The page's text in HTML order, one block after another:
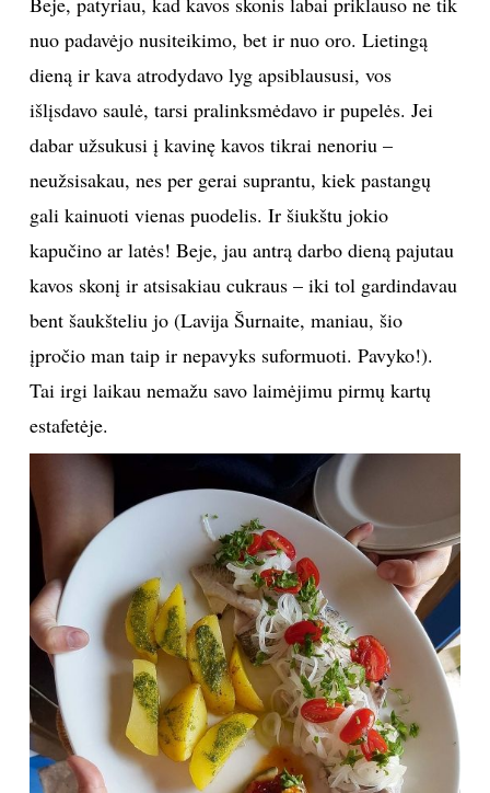
nuo padavėjo nusiteikimo, bet ir nuo oro. Lietingą
dieną ir kava atrodydavo lyg apsiblaususi, vos
išlįsdavo saulė, tarsi pralinksmėdavo ir pupelės. Jei
dabar užsukusi į kavinę kavos tikrai nenoriu –
neužsisakau, nes per gerai suprantu, kiek pastangų
gali kainuoti vienas puodelis. Ir šiukštu jokio
kapučino ar latės! Beje, jau antrą darbo dieną pajutau
kavos skonį ir atsisakiau cukraus – iki tol gardindavau
bent šaukšteliu jo (Lavija Šurnaite, maniau, šio
įpročio man taip ir nepavyks suformuoti. Pavyko!).
Tai irgi laikau nemažu savo laimėjimu pirmų kartų
estafetėje.